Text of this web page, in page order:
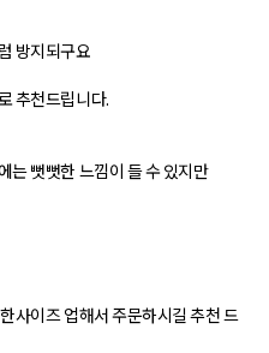
방지되구요
추천드립니다.
는 뻣뻣한 느낌이 들 수 있지만
사이즈 업해서 주문하시길 추천 드